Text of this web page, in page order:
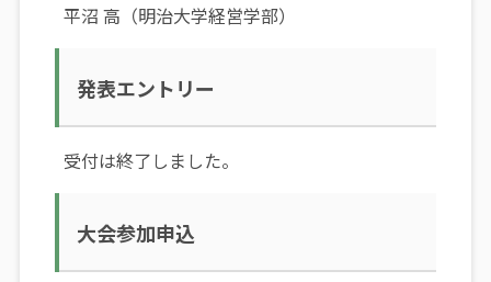
平沼 高（明治大学経営学部）
発表エントリー
受付は終了しました。
大会参加申込